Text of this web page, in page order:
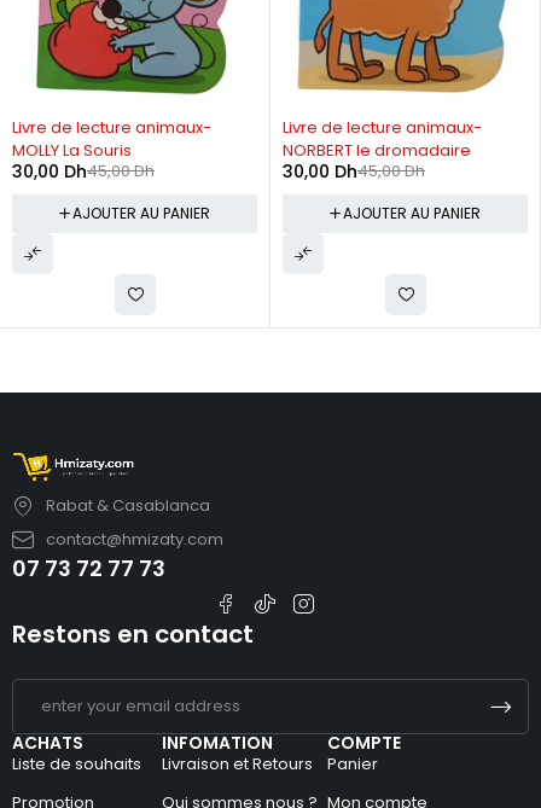
-33%
Livre de lecture animaux-
MOLLY La Souris
45,00Dh
30,00 Dh
AJOUTER AU PANIER
-33%
Livre de lecture animaux-
NORBERT le dromadaire
45,00Dh
30,00 Dh
AJOUTER AU PANIER
Rabat & Casablanca
contact@hmizaty.com
07 73 72 77 73
ACHATS
Liste de souhaits
Promotion
INFOMATION
Livraison et Retours
Qui sommes nous ?
COMPTE
Panier
Mon compte
Restons en contact